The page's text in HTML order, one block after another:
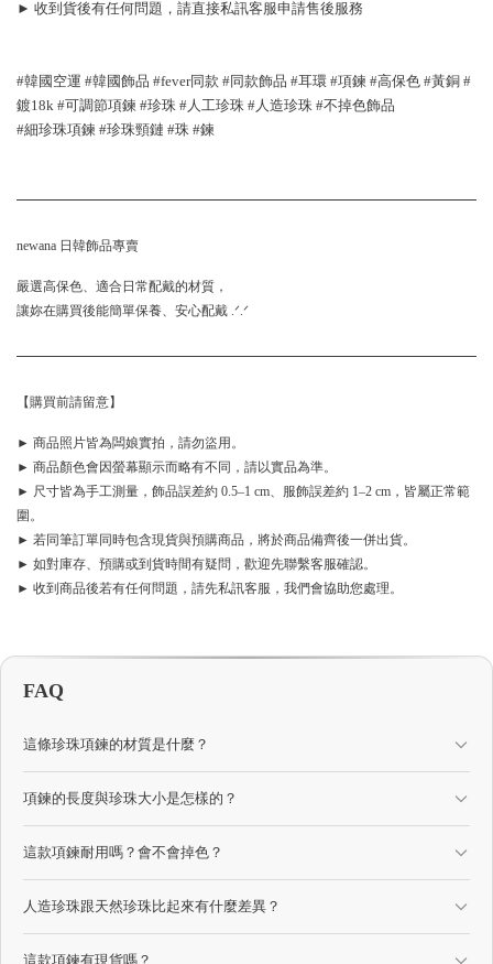
► 收到貨後有任何問題，請直接私訊客服申請售後服務
#韓國空運 #韓國飾品 #fever同款 #同款飾品 #耳環 #項鍊 #高保色 #黃銅 #
鍍18k #可調節項鍊 #珍珠 #人工珍珠 #人造珍珠 #不掉色飾品
#細珍珠項鍊 #珍珠頸鏈 #珠 #鍊
newana 日韓飾品專賣
嚴選高保色、適合日常配戴的材質，
讓妳在購買後能簡單保養、安心配戴 .ᐟ.ᐟ
【購買前請留意】
► 商品照片皆為闆娘實拍，請勿盜用。
► 商品顏色會因螢幕顯示而略有不同，請以實品為準。
► 尺寸皆為手工測量，飾品誤差約 0.5–1 cm、服飾誤差約 1–2 cm，皆屬正常範
圍。
► 若同筆訂單同時包含現貨與預購商品，將於商品備齊後一併出貨。
► 如對庫存、預購或到貨時間有疑問，歡迎先聯繫客服確認。
► 收到商品後若有任何問題，請先私訊客服，我們會協助您處理。
FAQ
這條珍珠項鍊的材質是什麼？
項鍊的長度與珍珠大小是怎樣的？
這款項鍊耐用嗎？會不會掉色？
人造珍珠跟天然珍珠比起來有什麼差異？
這款項鍊有現貨嗎？